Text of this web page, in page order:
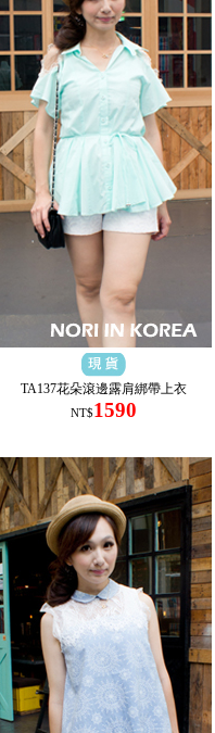
TA137花朵滾邊露肩綁帶上衣
NT$1590